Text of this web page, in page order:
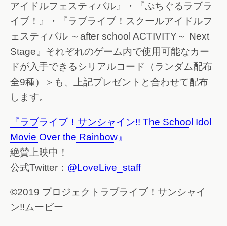
アイドルフェスティバル』・『ぷちぐるラブラ
イブ！』・『ラブライブ！スクールアイドルフ
ェスティバル ～after school ACTIVITY～ Next
Stage』それぞれのゲーム内で使用可能なカー
ドが入手できるシリアルコード（ランダム配布
全9種）＞も、上記プレゼントと合わせて配布
します。
『ラブライブ！サンシャイン!! The School Idol
Movie Over the Rainbow』
絶賛上映中！
公式Twitter： @LoveLive_staff
©2019 プロジェクトラブライブ！サンシャイ
ン!!ムービー